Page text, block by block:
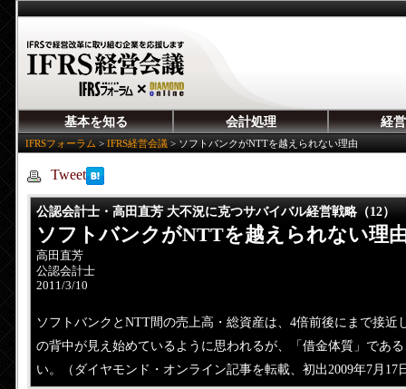
基本を知る 会計処理 経
IFRSフォーラム > IFRS経営会議 > ソフトバンクがNTTを越えられない理由
Tweet
公認会計士・高田直芳 大不況に克つサバイバル経営戦略（12）
ソフトバンクがNTTを越えられない理
高田直芳
公認会計士
2011/3/10
ソフトバンクとNTT間の売上高・総資産は、4倍前後にまで接近
の背中が見え始めているように思われるが、「借金体質」であ
い。（ダイヤモンド・オンライン記事を転載、初出2009年7月17